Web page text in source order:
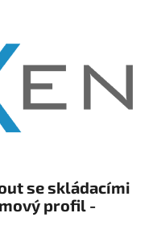
se skládacími
profil -